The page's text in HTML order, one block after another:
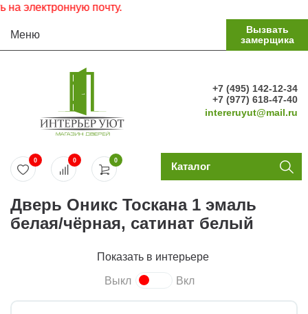
почту.
Меню
Вызвать
замерщика
+7 (495) 142-12-34
+7 (977) 618-47-40
intereruyut@mail.ru
0
0 0 Каталог
Дверь Оникс Тоскана 1 эмаль
белая/чёрная, сатинат белый
Показать в интерьере
Выкл Вкл